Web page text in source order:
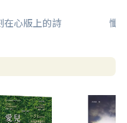
將人類的創造力、情感、對
愛、公義、孝敬父母），歸
）說得好：「瘋子不是沒有
人。」
般冷血動物），牠們在氧氣
性的體能，完全不遜於許多
在心版上的詩 懺